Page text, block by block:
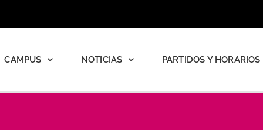
CAMPUS NOTICIAS PARTIDOS Y HORARIOS